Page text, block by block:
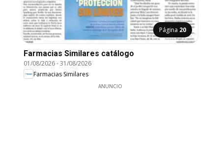
Página 20
Farmacias Similares catálogo
01/08/2026-31/08/2026
Farmacias Similares
ANUNCIO